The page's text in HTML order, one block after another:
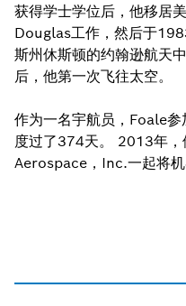
获得学士学位后，他移居
Douglas工作，然后于
斯州休斯顿的约翰逊航天
后，他第一次飞往太空。
作为一名宇航员，Foale
度过了374天。 2013年
Aerospace，Inc.一起将机